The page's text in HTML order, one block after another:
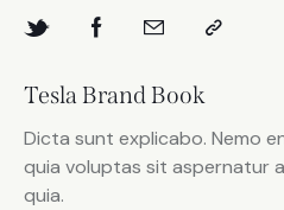
Tesla Brand Book
Dicta sunt explicabo. Nemo
quia voluptas sit aspernatur
quia.